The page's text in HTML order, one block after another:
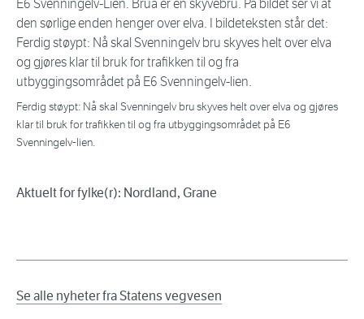
Ferdig støypt: Nå skal Svenningelv bru skyves helt over elva og gjøres
klar til bruk for trafikken til og fra utbyggingsområdet på E6
Svenningelv-lien.
Aktuelt for fylke(r): Nordland, Grane
Se alle nyheter fra Statens vegvesen